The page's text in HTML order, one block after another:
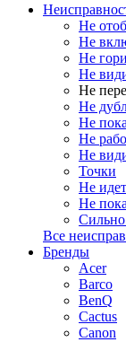
Не
Не
Не
Не
Не
Не
Не
Не
Не
Точки
Не
Не
Все
Бренды
Acer
Barco
BenQ
Cactus
Canon